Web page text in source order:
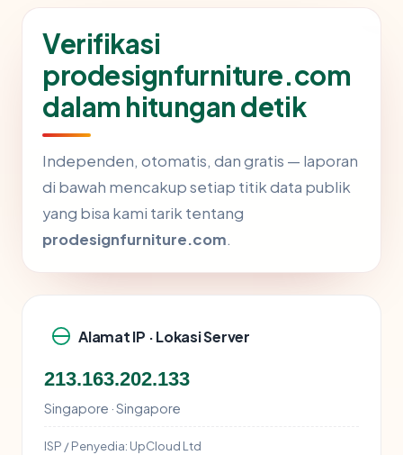
Verifikasi
prodesignfurniture.com
dalam hitungan detik
Independen, otomatis, dan gratis — laporan
di bawah mencakup setiap titik data publik
yang bisa kami tarik tentang
prodesignfurniture.com.
Alamat IP · Lokasi Server
213.163.202.133
Singapore · Singapore
ISP / Penyedia: UpCloud Ltd